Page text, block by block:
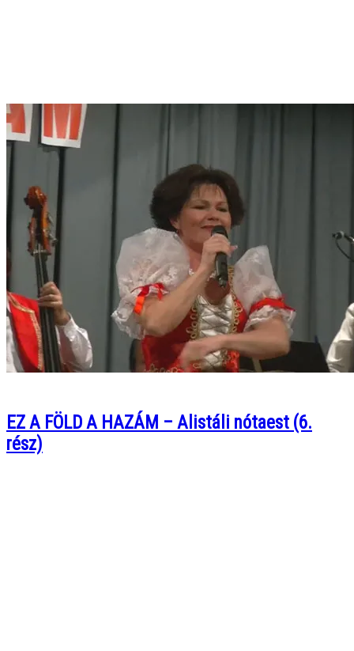
EZ A FÖLD A HAZÁM – Alistáli nótaest (6.
rész)